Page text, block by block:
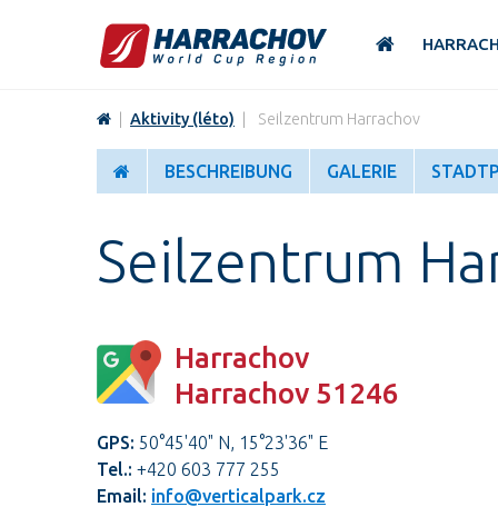
Aktivity (léto) Seilzentrum Harrachov
BESCHREIBUNG GALERIE
Seilzentrum
Harrachov
Harrachov 51246
GPS: 50°45'40" N, 15°23'36" E
Tel.: +420 603 777 255
Email: info@verticalpark.cz